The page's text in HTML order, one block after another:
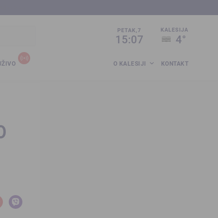
PETAK,7
15:07
KALESIJA
4°
O KALESIJI KONTAKT